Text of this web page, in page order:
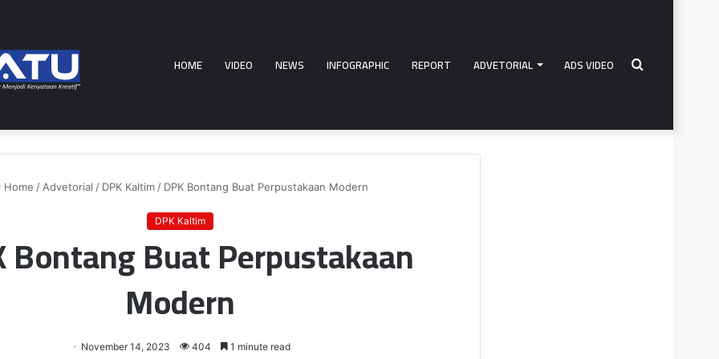
HOME VIDEO NEWS INFOGRAPHIC REPORT ADVETORIAL ADS VIDEO Search
Home / Advetorial / DPK Kaltim / DPK Bontang Buat Perpustakaan Modern
DPK Kaltim
Bontang Buat Perpustakaan
Modern
November 14, 2023 404 1 minute read